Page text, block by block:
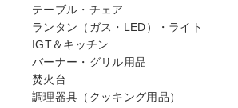
テーブル・チェア
ランタン（ガス・LED）・ライト
IGT＆キッチン
バーナー・グリル用品
焚火台
調理器具（クッキング用品）